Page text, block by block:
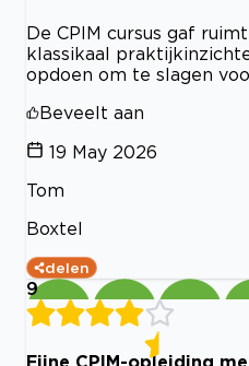
De CPIM cursus gaf
klassikaal
opdoen om te slagen
Beveelt aan
19 May 2026
Tom
Boxtel
delen
9
Fijne CPIM-opleiding